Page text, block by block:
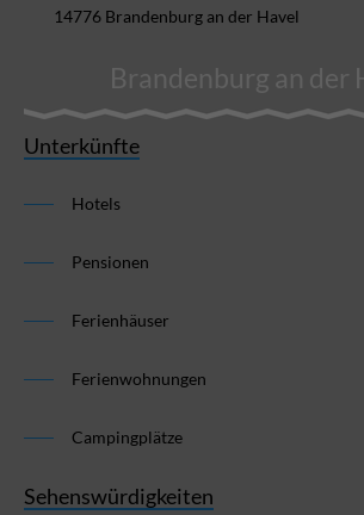
14776 Brandenburg an der Havel
Brandenburg an der
Unterkünfte
Hotels
Pensionen
Ferienhäuser
Ferienwohnungen
Campingplätze
Sehenswürdigkeiten